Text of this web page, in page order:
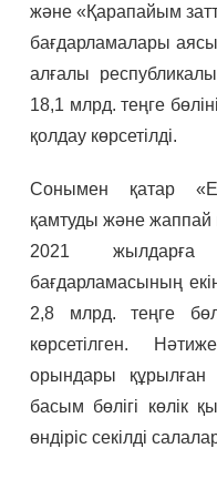
және «Қарапайым
бағдарламалары
алғалы
18,1 млрд. теңге
қолдау көрсетілді.
Сонымен қатар
қамтуды және жаппай
2021 жылдарға
бағдарламасының
2,8 млрд. теңге
көрсетілген.
орындары құрылған
басым бөлігі көлік
өндіріс секілді